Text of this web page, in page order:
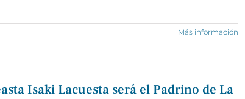
Más información
Isaki Lacuesta será el Padrino de La